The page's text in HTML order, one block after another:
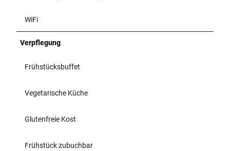
WiFi
Verpflegung
Frühstücksbuffet
Vegetarische Küche
Glutenfreie Kost
Frühstück zubuchbar